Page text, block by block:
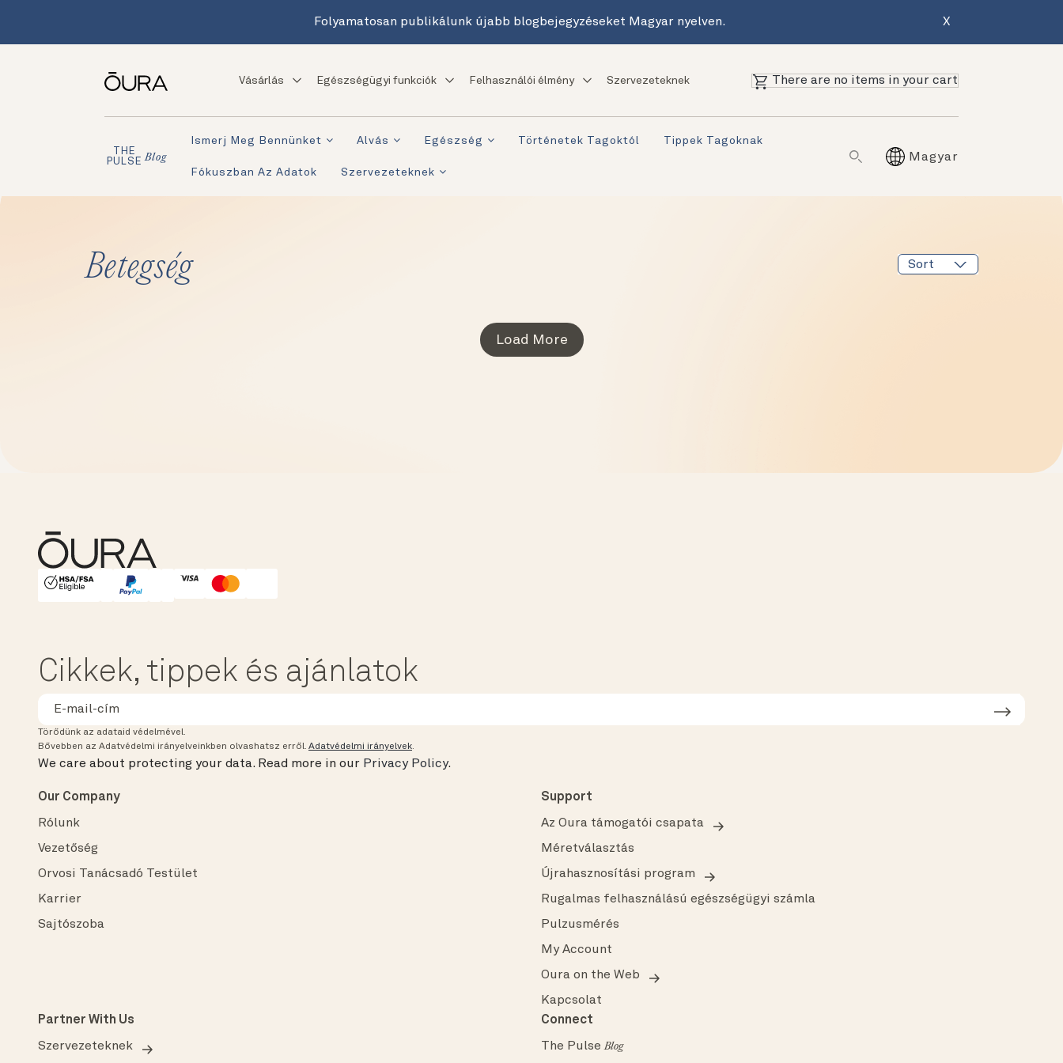
Folyamatosan publikálunk újabb blogbejegyzéseket Magyar nyelven. X
Vásárlás Egészségügyi funkciók Felhasználói élmény Szervezeteknek There are no items in your cart
THE
PULSE Blog
Ismerj Meg Bennünket Alvás Egészség Történetek Tagoktól Tippek Tagoknak
Fókuszban Az Adatok Szervezeteknek
Magyar
Betegség
Load More
HSA/FSA Eligible
Affirm
Cikkek, tippek és ajánlatok
Törődünk az adataid védelmével.
Bővebben az Adatvédelmi irányelveinkben olvashatsz erről. Adatvédelmi irányelvek.
We care about protecting your data. Read more in our Privacy Policy.
Our Company
Rólunk
Vezetőség
Orvosi Tanácsadó Testület
Karrier
Sajtószoba
Support
Az Oura támogatói csapata
Méretválasztás
Újrahasznosítási program
Rugalmas felhasználású egészségügyi számla
Pulzusmérés
My Account
Oura on the Web
Kapcsolat
Partner With Us
Szervezeteknek
Connect
The PulseBlog